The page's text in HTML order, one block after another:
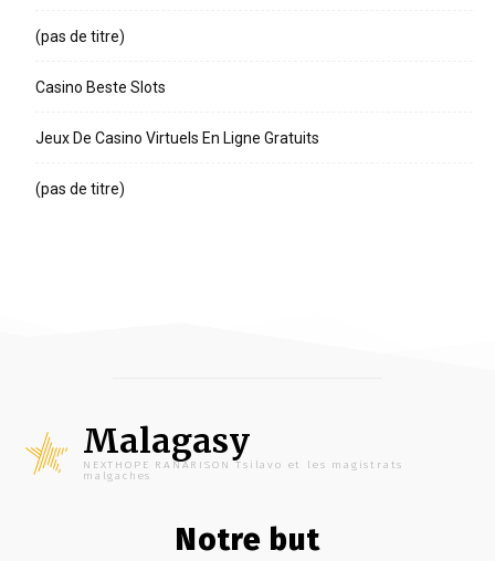
(pas de titre)
Casino Beste Slots
Jeux De Casino Virtuels En Ligne Gratuits
(pas de titre)
Malagasy
NEXTHOPE RANARISON Tsilavo et les magistrats
malgaches
Notre but